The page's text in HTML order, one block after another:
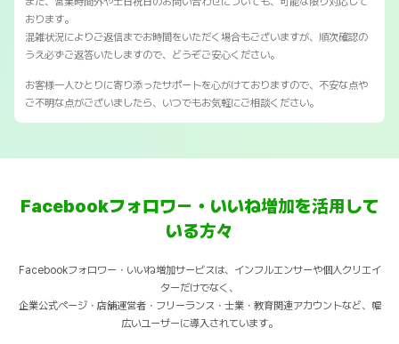
おります。
混雑状況によりご返信までお時間をいただく場合もございますが、順次確認の
うえ必ずご返答いたしますので、どうぞご安心ください。
お客様一人ひとりに寄り添ったサポートを心がけておりますので、不安な点や
ご不明な点がございましたら、いつでもお気軽にご相談ください。
Facebookフォロワー・いいね増加を活用して
いる方々
Facebookフォロワー・いいね増加サービスは、インフルエンサーや個人クリエイ
ターだけでなく、
企業公式ページ・店舗運営者・フリーランス・士業・教育関連アカウントなど、幅
広いユーザーに導入されています。